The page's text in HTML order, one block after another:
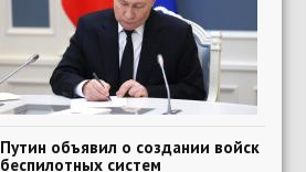
Путин объявил о создании войск
беспилотных систем